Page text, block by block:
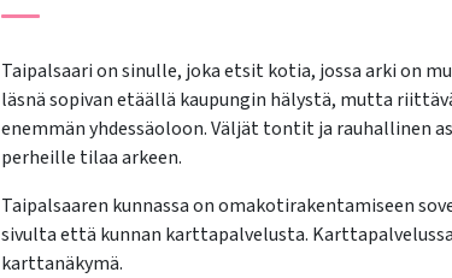
Taipalsaari on sinulle, joka etsit kotia, jossa arki on
läsnä sopivan etäällä kaupungin hälystä, mutta
enemmän yhdessäoloon. Väljät tontit ja rauhallinen
perheille tilaa arkeen.
Taipalsaaren kunnassa on omakotirakentamiseen
sivulta että kunnan karttapalvelusta.
karttanäkymä.